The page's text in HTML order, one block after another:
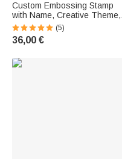
Custom Embossing Stamp
with Name, Creative Theme,
Dry Stamp for Books, Letters,
and Birthday Gifts for Cat-
Loving Readers
(5)
36,00 €